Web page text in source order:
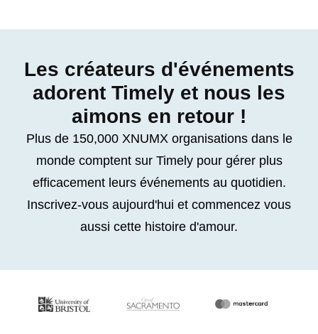
Les créateurs d'événements
adorent Timely et nous les
aimons en retour !
Plus de 150,000 XNUMX organisations dans le
monde comptent sur Timely pour gérer plus
efficacement leurs événements au quotidien.
Inscrivez-vous aujourd'hui et commencez vous
aussi cette histoire d'amour.